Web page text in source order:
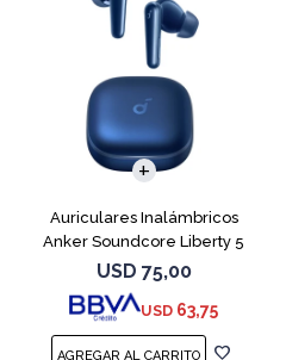
Auriculares Inalámbricos
Anker Soundcore Liberty 5
NC Azul
USD 75,00
USD 63,75